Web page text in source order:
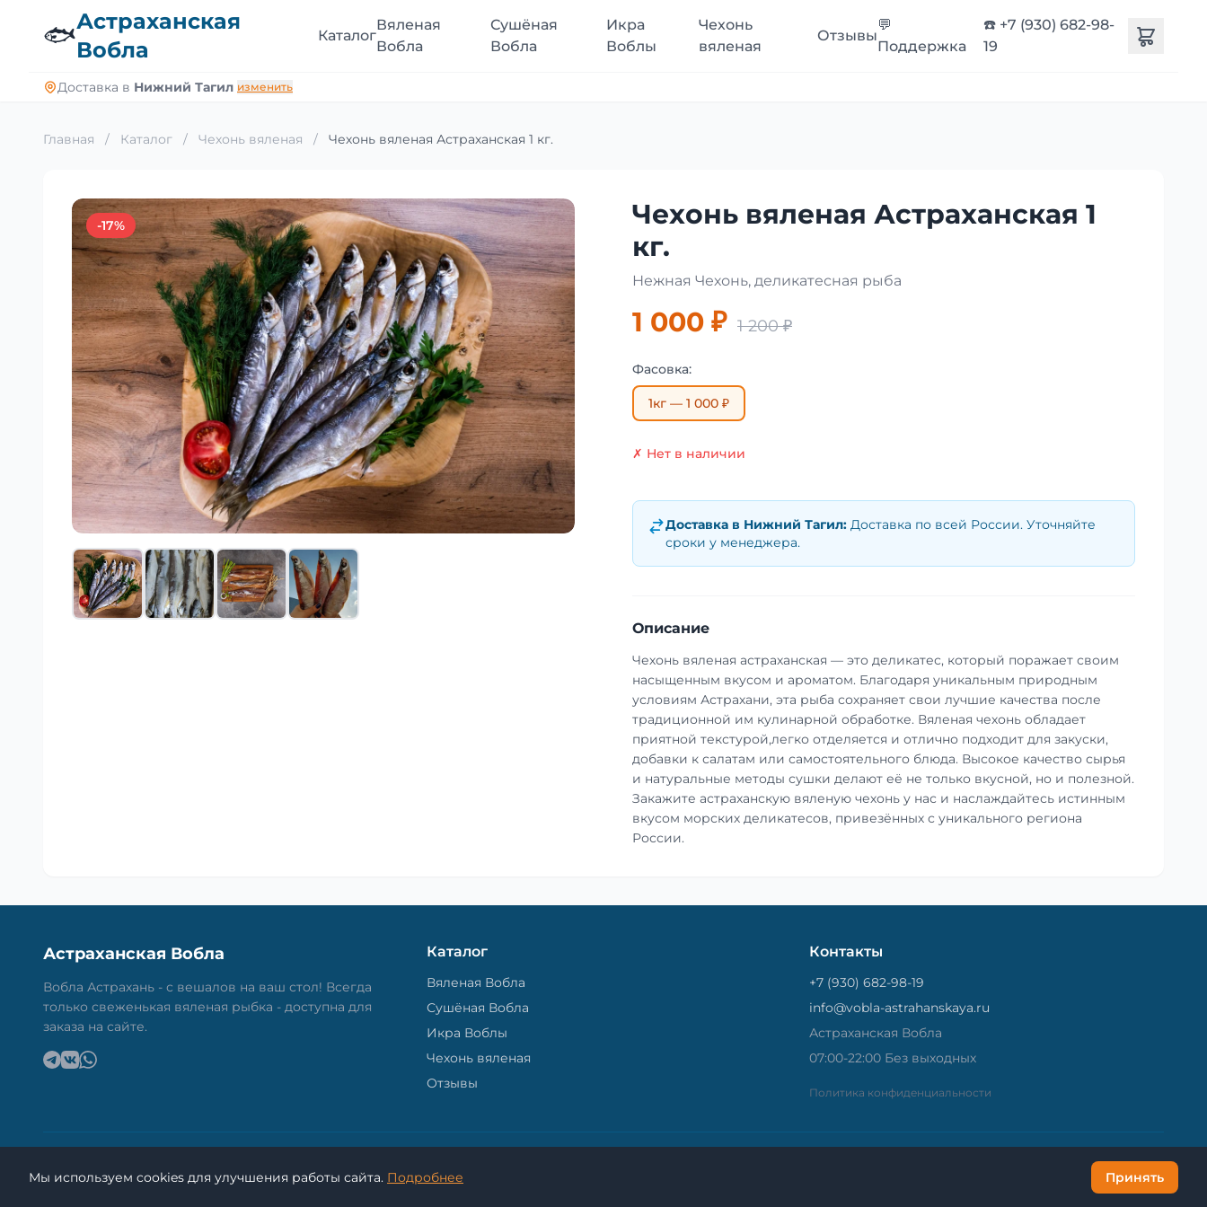
🐟Астраханская
Вобла
Каталог
Вяленая
Вобла
Сушёная
Вобла
Икра
Воблы
Чехонь
вяленая
Отзывы
💬
Поддержка
☎️ +7 (930) 682-98-
19
Доставка в Нижний Тагил изменить
Главная / Каталог / Чехонь вяленая / Чехонь вяленая Астраханская 1 кг.
-17%
Чехонь вяленая Астраханская 1
кг.
Нежная Чехонь, деликатесная рыба
1 000 ₽ 1 200 ₽
Фасовка:
1кг — 1 000 ₽
✗ Нет в наличии
Доставка в Нижний Тагил: Доставка по всей России. Уточняйте
сроки у менеджера.
Описание
Чехонь вяленая астраханская — это деликатес, который поражает своим
насыщенным вкусом и ароматом. Благодаря уникальным природным
условиям Астрахани, эта рыба сохраняет свои лучшие качества после
традиционной им кулинарной обработке. Вяленая чехонь обладает
приятной текстурой,легко отделяется и отлично подходит для закуски,
добавки к салатам или самостоятельного блюда. Высокое качество сырья
и натуральные методы сушки делают её не только вкусной, но и полезной.
Закажите астраханскую вяленую чехонь у нас и наслаждайтесь истинным
вкусом морских деликатесов, привезённых с уникального региона
России.
Астраханская Вобла
Вобла Астрахань - с вешалов на ваш стол! Всегда
только свеженькая вяленая рыбка - доступна для
заказа на сайте.
Каталог
Вяленая Вобла
Сушёная Вобла
Икра Воблы
Чехонь вяленая
Отзывы
Контакты
+7 (930) 682-98-19
info@vobla-astrahanskaya.ru
Астраханская Вобла
07:00-22:00 Без выходных
Политика конфиденциальности
Мы используем cookies для улучшения работы сайта. Подробнее Принять